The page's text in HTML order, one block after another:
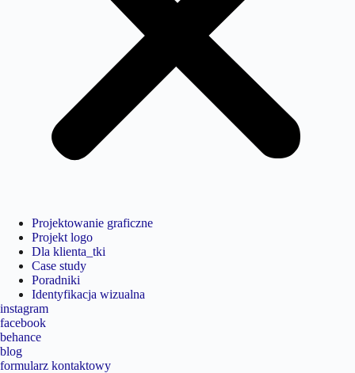
Projektowanie graficzne
Projekt logo
Dla klienta_tki
Case study
Poradniki
Identyfikacja wizualna
instagram
facebook
behance
blog
formularz kontaktowy